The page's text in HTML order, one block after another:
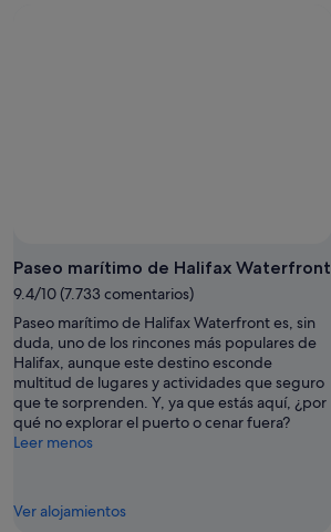
Paseo marítimo de Halifax Waterfront
9.4/10 (7.733 comentarios)
Paseo marítimo de Halifax Waterfront es, sin
duda, uno de los rincones más populares de
Halifax, aunque este destino esconde
multitud de lugares y actividades que seguro
que te sorprenden. Y, ya que estás aquí, ¿por
qué no explorar el puerto o cenar fuera?
Leer menos
Ver alojamientos